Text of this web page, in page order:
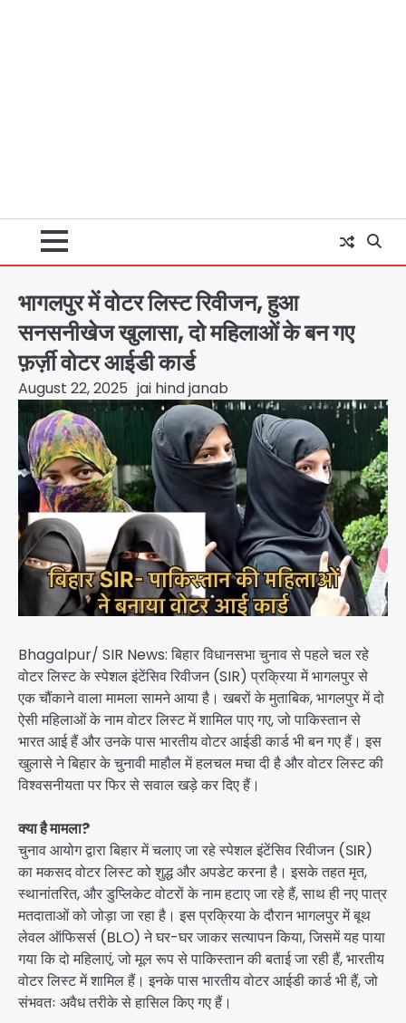
भागलपुर में वोटर लिस्ट रिवीजन, हुआ
सनसनीखेज खुलासा, दो महिलाओं के बन गए
फ़र्ज़ी वोटर आईडी कार्ड
August 22, 2025 jai hind janab
Bhagalpur/ SIR News: बिहार विधानसभा चुनाव से पहले चल रहे
वोटर लिस्ट के स्पेशल इंटेंसिव रिवीजन (SIR) प्रक्रिया में भागलपुर से
एक चौंकाने वाला मामला सामने आया है। खबरों के मुताबिक, भागलपुर में दो
ऐसी महिलाओं के नाम वोटर लिस्ट में शामिल पाए गए, जो पाकिस्तान से
भारत आई हैं और उनके पास भारतीय वोटर आईडी कार्ड भी बन गए हैं। इस
खुलासे ने बिहार के चुनावी माहौल में हलचल मचा दी है और वोटर लिस्ट की
विश्वसनीयता पर फिर से सवाल खड़े कर दिए हैं।
क्या है मामला?
चुनाव आयोग द्वारा बिहार में चलाए जा रहे स्पेशल इंटेंसिव रिवीजन (SIR)
का मकसद वोटर लिस्ट को शुद्ध और अपडेट करना है। इसके तहत मृत,
स्थानांतरित, और डुप्लिकेट वोटरों के नाम हटाए जा रहे हैं, साथ ही नए पात्र
मतदाताओं को जोड़ा जा रहा है। इस प्रक्रिया के दौरान भागलपुर में बूथ
लेवल ऑफिसर्स (BLO) ने घर-घर जाकर सत्यापन किया, जिसमें यह पाया
गया कि दो महिलाएं, जो मूल रूप से पाकिस्तान की बताई जा रही हैं, भारतीय
वोटर लिस्ट में शामिल हैं। इनके पास भारतीय वोटर आईडी कार्ड भी हैं, जो
संभवतः अवैध तरीके से हासिल किए गए हैं।